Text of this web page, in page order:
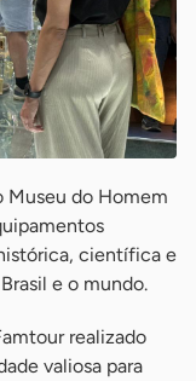
Museu do Homem
científica e
e o mundo.
realizado
valiosa para